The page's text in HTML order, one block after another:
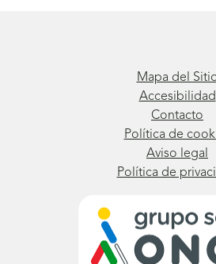
Mapa del
Accesibilidad
Contacto
Política de
Aviso legal
Política de